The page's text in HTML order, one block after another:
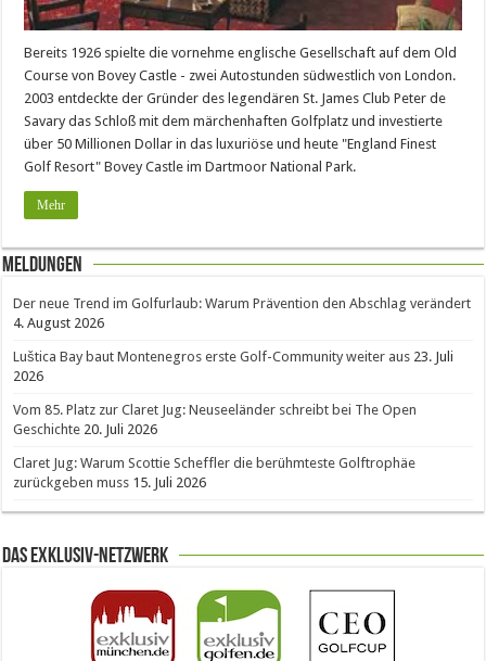
Bereits 1926 spielte die vornehme englische Gesellschaft auf dem Old
Course von Bovey Castle - zwei Autostunden südwestlich von London.
2003 entdeckte der Gründer des legendären St. James Club Peter de
Savary das Schloß mit dem märchenhaften Golfplatz und investierte
über 50 Millionen Dollar in das luxuriöse und heute "England Finest
Golf Resort" Bovey Castle im Dartmoor National Park.
Mehr
Meldungen
Der neue Trend im Golfurlaub: Warum Prävention den Abschlag verändert
4. August 2026
Luštica Bay baut Montenegros erste Golf-Community weiter aus 23. Juli
2026
Vom 85. Platz zur Claret Jug: Neuseeländer schreibt bei The Open
Geschichte 20. Juli 2026
Claret Jug: Warum Scottie Scheffler die berühmteste Golftrophäe
zurückgeben muss 15. Juli 2026
Das Exklusiv-Netzwerk